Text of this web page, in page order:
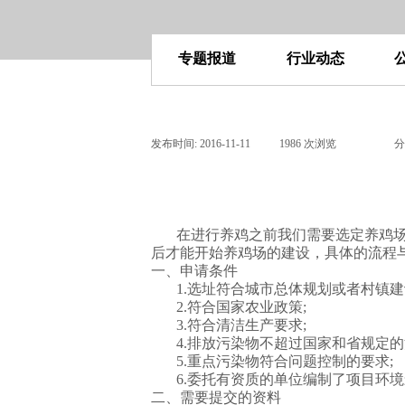
行业动态
专题报道
发布时间: 2016-11-11 1986 次浏览
在进行养鸡之前我们需要选定养鸡场
后才能开始养鸡场的建设，具体的流程
一、申请条件
1.选址符合城市总体规划或者村镇
2.符合国家农业政策;
3.符合清洁生产要求;
4.排放污染物不超过国家和省规定
5.重点污染物符合问题控制的要求;
6.委托有资质的单位编制了项目环
二、需要提交的资料